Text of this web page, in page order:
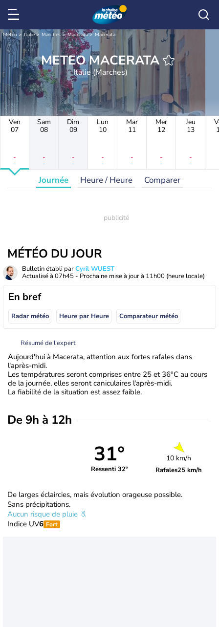
Météo Italie Marches Macerata Macerata
METEO MACERATA
Italie (Marches)
Ven
07
-
-
Sam
08
-
-
Dim
09
-
-
Lun
10
-
-
Mar
11
-
-
Mer
12
-
-
Jeu
13
-
-
Journée Heure / Heure Comparer
MÉTÉO DU JOUR
Bulletin établi parCyril WUEST
Actualisé à 07h45 - Prochaine mise à jour à 11h00 (heure locale)
En bref
Radar météo Heure par Heure Comparateur météo
Résumé de l’expert
Aujourd'hui à Macerata, attention aux fortes rafales dans
l'après-midi.
Les températures seront comprises entre 25 et 36°C au cours
de la journée, elles seront caniculaires l'après-midi.
La fiabilité de la situation est assez faible.
De 9h à 12h
31°
Ressenti 32°
10 km/h
Rafales25 km/h
De larges éclaircies, mais évolution orageuse possible.
Sans précipitations.
Aucun risque de pluie
Indice UV6 Fort